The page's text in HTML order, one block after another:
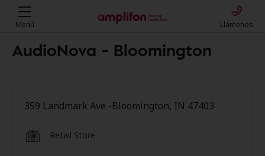
Menú Llámenos
AudioNova - Bloomington
359 Landmark Ave -Bloomington, IN 47403
Retail Store